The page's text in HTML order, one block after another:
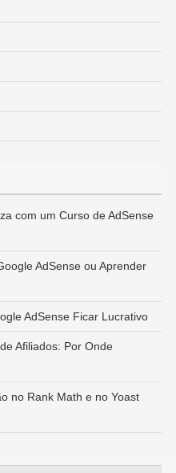
com um Curso de AdSense
AdSense ou Aprender
AdSense Ficar Lucrativo
Afiliados: Por Onde
no Rank Math e no Yoast